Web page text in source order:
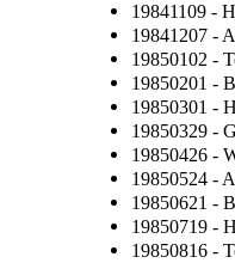
19841109 -
19841207 -
19850102 -
19850201 -
19850301 -
19850329 -
19850426 -
19850524 -
19850621 -
19850719 -
19850816 -